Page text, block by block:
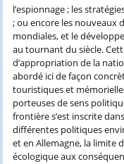
l’espionnage ; les
; ou encore les nouveaux
mondiales, et le
au tournant du siècle.
d’appropriation de la
abordé ici de façon
touristiques et
porteuses de sens
frontière s’est inscrite
différentes politiques
et en Allemagne, la limite
écologique aux